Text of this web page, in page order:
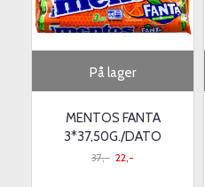
På lager
MENTOS FANTA
3*37,50G./DATO
37,- 22,-